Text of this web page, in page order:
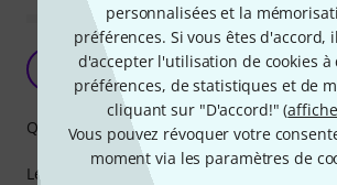
personnalisées et la
préférences. Si vous êtes d'accord,
d'accepter l'utilisation de cookies à
préférences, de statistiques et de
cliquant sur "D'accord!" (
Vous pouvez révoquer votre
moment via les paramètres de
Attention à la dimension
Djako yo 06.05.2023
Les dimensions seraient bienvenues en
Qualité de fabrication